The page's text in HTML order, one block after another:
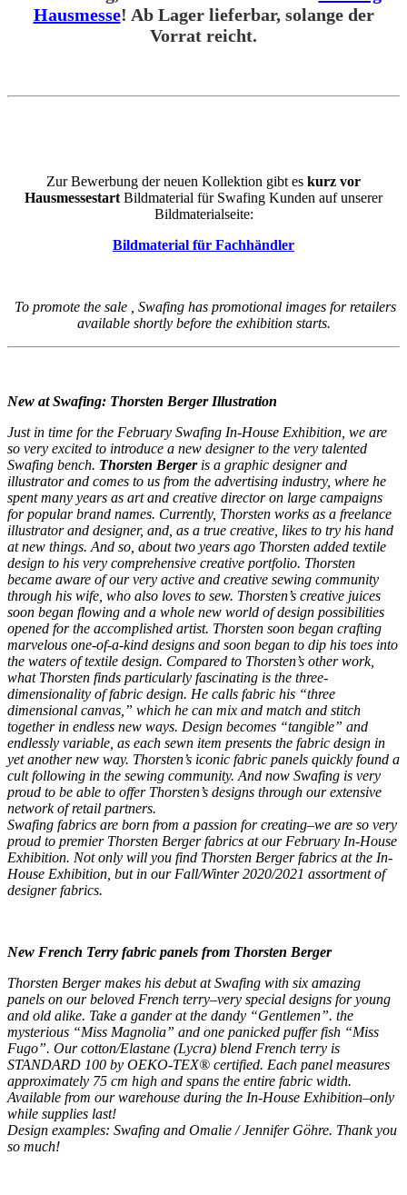
Hausmesse! Ab Lager lieferbar, solange der
Vorrat reicht.
Zur Bewerbung der neuen Kollektion gibt es kurz vor
Hausmessestart Bildmaterial für Swafing Kunden auf unserer
Bildmaterialseite:
Bildmaterial für Fachhändler
To promote the sale , Swafing has promotional images for retailers
available shortly before the exhibition starts.
New at Swafing: Thorsten Berger Illustration
Just in time for the February Swafing In-House Exhibition, we are
so very excited to introduce a new designer to the very talented
Swafing bench. Thorsten Bergeris a graphic designer and
illustrator and comes to us from the advertising industry, where he
spent many years as art and creative director on large campaigns
for popular brand names. Currently, Thorsten works as a freelance
illustrator and designer, and, as a true creative, likes to try his hand
at new things. And so, about two years ago Thorsten added textile
design to his very comprehensive creative portfolio. Thorsten
became aware of our very active and creative sewing community
through his wife, who also loves to sew. Thorsten’s creative juices
soon began flowing and a whole new world of design possibilities
opened for the accomplished artist. Thorsten soon began crafting
marvelous one-of-a-kind designs and soon began to dip his toes into
the waters of textile design. Compared to Thorsten’s other work,
what Thorsten finds particularly fascinating is the three-
dimensionality of fabric design. He calls fabric his “three
dimensional canvas,” which he can mix and match and stitch
together in endless new ways. Design becomes “tangible” and
endlessly variable, as each sewn item presents the fabric design in
yet another new way. Thorsten’s iconic fabric panels quickly found a
cult following in the sewing community. And now Swafing is very
proud to be able to offer Thorsten’s designs through our extensive
network of retail partners.
Swafing fabrics are born from a passion for creating–we are so very
proud to premier Thorsten Berger fabrics at our February In-House
Exhibition. Not only will you find Thorsten Berger fabrics at the In-
House Exhibition, but in our Fall/Winter 2020/2021 assortment of
designer fabrics.
New French Terry fabric panels from Thorsten Berger
Thorsten Berger makes his debut at Swafing with six amazing
panels on our beloved French terry–very special designs for young
and old alike. Take a gander at the dandy “Gentlemen”. the
mysterious “Miss Magnolia” and one panicked puffer fish “Miss
Fugo”. Our cotton/Elastane (Lycra) blend French terry is
STANDARD 100 by OEKO-TEX® certified. Each panel measures
approximately 75 cm high and spans the entire fabric width.
Available from our warehouse during the In-House Exhibition–only
while supplies last!
Design examples: Swafing and Omalie / Jennifer Göhre. Thank you
so much!